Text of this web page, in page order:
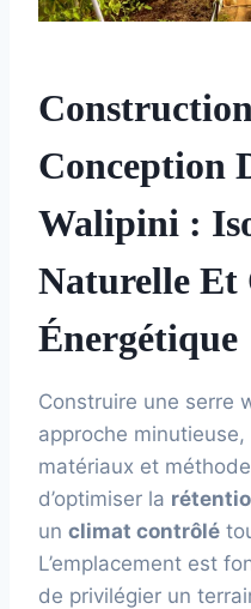
Conception
Walipini :
Naturelle
Énergétique
Construire une serre
approche
matériaux et
d’optimiser la
un climat contrôlé
L’emplacement est
de privilégier un